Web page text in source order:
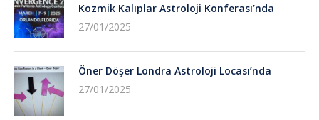
Kozmik Kalıplar Astroloji Konferası’nda
27/01/2025
Öner Döşer Londra Astroloji Locası’nda
27/01/2025